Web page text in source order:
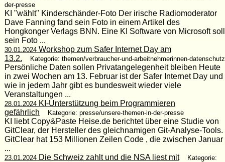
der-presse
KI "wählt" Kinderschänder-Foto Der irische Radiomoderator
Dave Fanning fand sein Foto in einem Artikel des
Hongkonger Verlags BNN. Eine KI Software von Microsoft soll
sein Foto ...
30.01.2024Workshop zum Safer Internet Day am
13.2.
Kategorie: themen/verbraucher-und-arbeitnehmerinnen-datenschutz
Persönliche Daten sollen Privatangelegenheit bleiben Heute
in zwei Wochen am 13. Februar ist der Safer Internet Day und
wie in jedem Jahr gibt es bundesweit wieder viele
Veranstaltungen ...
28.01.2024KI-Unterstützung beim Programmieren
gefährlich
Kategorie: presse/unsere-themen-in-der-presse
KI liebt Copy&Paste Heise.de berichtet über eine Studie von
GitClear, der Hersteller des gleichnamigen Git-Analyse-Tools.
GitClear hat 153 Millionen Zeilen Code , die zwischen Januar
...
23.01.2024Die Schweiz zahlt und die NSA liest mit
Kategorie: